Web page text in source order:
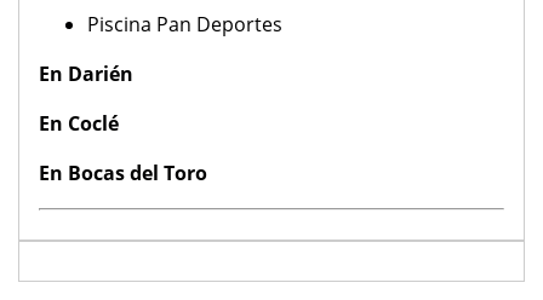
Piscina Pan Deportes
En Darién
En Coclé
En Bocas del Toro